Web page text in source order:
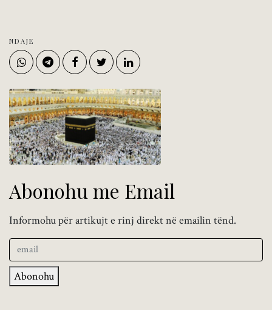
NDAJE
Abonohu me Email
Informohu për artikujt e rinj direkt në emailin tënd.
Abonohu